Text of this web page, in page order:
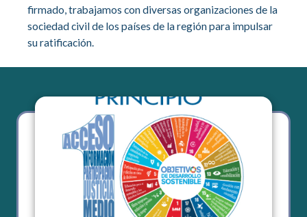
firmado, trabajamos con diversas organizaciones de la
sociedad civil de los países de la región para impulsar
su ratificación.